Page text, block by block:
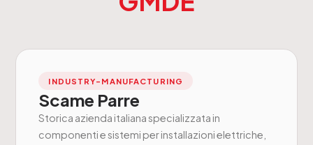
INDUSTRY-MANUFACTURING
Scame Parre
Storica azienda italiana specializzata in
componenti e sistemi per installazioni elettriche,